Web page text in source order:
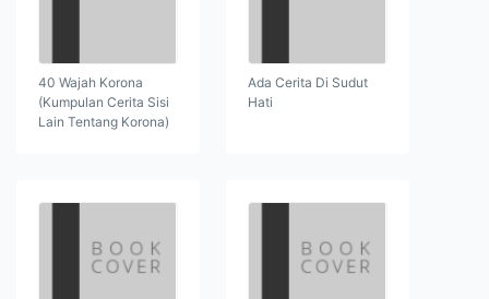
40 Wajah Korona
(Kumpulan Cerita Sisi
Lain Tentang Korona)
Ada Cerita Di Sudut
Hati